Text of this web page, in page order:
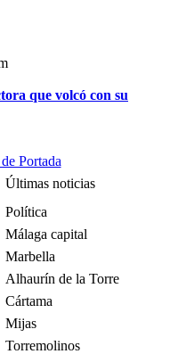
que volcó con su
Portada
Últimas noticias
Política
Málaga capital
Marbella
Alhaurín de la Torre
Cártama
Mijas
Torremolinos